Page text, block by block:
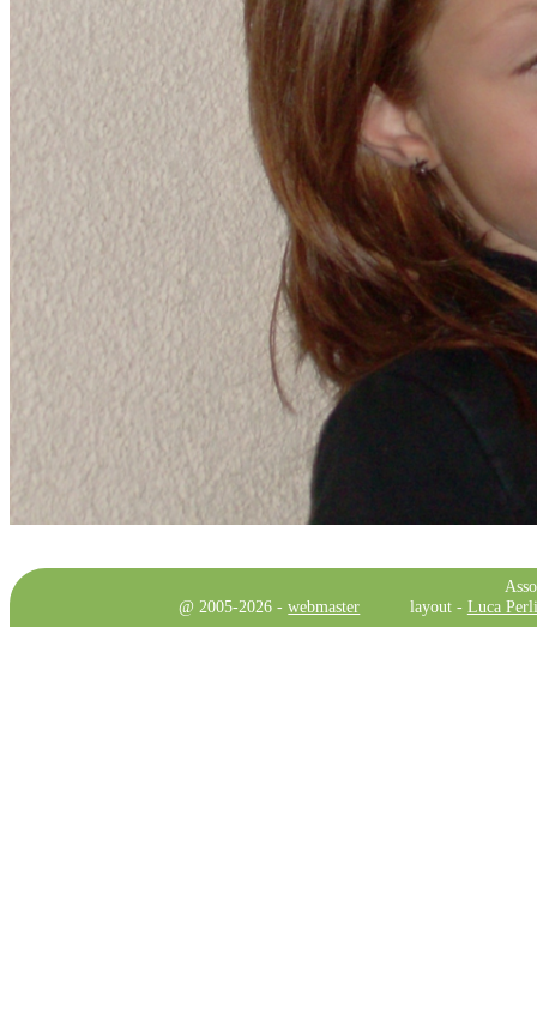
@ 2005-2026 -webmaster layout - Luca